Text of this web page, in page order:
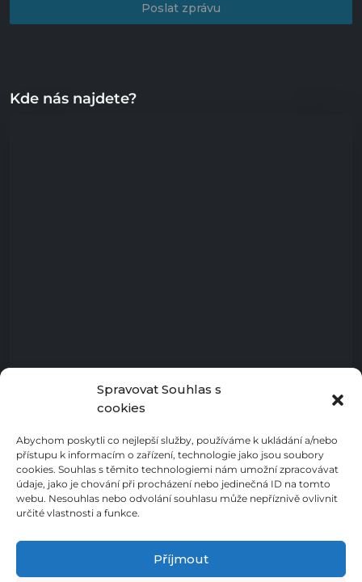
Spravovat Souhlas s
cookies
Abychom poskytli co nejlepší služby, používáme k ukládání a/nebo
přístupu k informacím o zařízení, technologie jako jsou soubory
cookies. Souhlas s těmito technologiemi nám umožní zpracovávat
údaje, jako je chování při procházení nebo jedinečná ID na tomto
webu. Nesouhlas nebo odvolání souhlasu může nepříznivě ovlivnit
určité vlastnosti a funkce.
Příjmout
Poslat zprávu
Kde nás najdete?